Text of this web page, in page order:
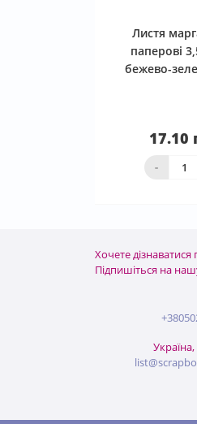
Листя
паперові
бежево-
17.10
-
Нема в
Хочете
Підпишіться на